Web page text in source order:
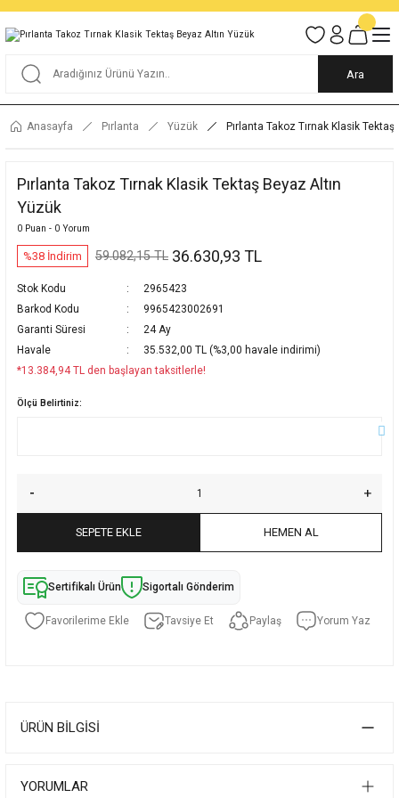
Tüm Alışverişlerde KARGO BEDAVA
Garantili Ve Sigortalı Kargo
Ankara İçi Elden Teslimat İmkanı
24/7 Müşteri Destek Hizmeti
Ara
Anasayfa Pırlanta Yüzük Pırlanta Takoz Tırnak Klasik
Pırlanta Takoz Tırnak Klasik Tektaş Beyaz Altın
Yüzük
0 Puan - 0 Yorum
%38 İndirim 59.082,15 TL 36.630,93 TL
Stok Kodu
2965423
Barkod Kodu
9965423002691
Garanti Süresi
24 Ay
Havale
35.532,00 TL (%3,00 havale indirimi)
*13.384,94 TL den başlayan taksitlerle!
Ölçü Belirtiniz:
SEPETE EKLE HEMEN AL
Sertifikalı Ürün Sigortalı Gönderim
Tavsiye Et Paylaş Yorum Yaz
ÜRÜN BILGISI
YORUMLAR